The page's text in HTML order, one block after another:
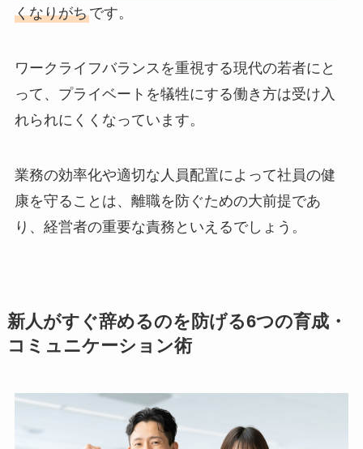
くなりがちです。
ワークライフバランスを重視する現代の若者にと
って、プライベートを犠牲にする働き方は受け入
れられにくくなっています。
業務の効率化や適切な人員配置によって社員の健
康を守ることは、離職を防ぐための大前提であ
り、経営者の重要な責務といえるでしょう。
新人がすぐ辞めるのを防げる6つの育成・
コミュニケーション術